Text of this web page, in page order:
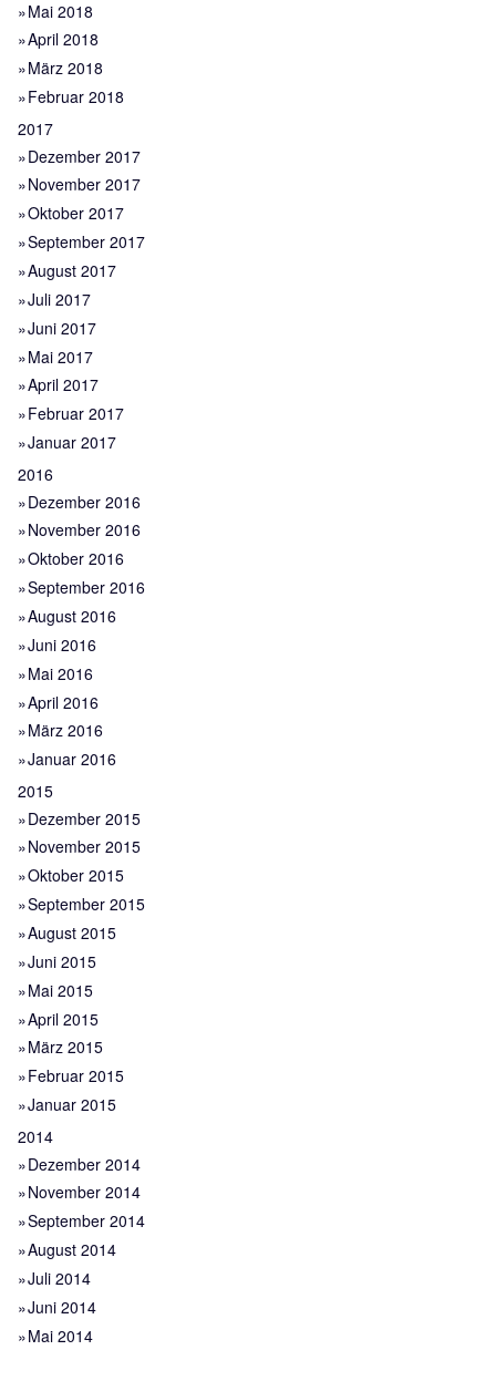
Mai 2018
April 2018
März 2018
Februar 2018
2017
Dezember 2017
November 2017
Oktober 2017
September 2017
August 2017
Juli 2017
Juni 2017
Mai 2017
April 2017
Februar 2017
Januar 2017
2016
Dezember 2016
November 2016
Oktober 2016
September 2016
August 2016
Juni 2016
Mai 2016
April 2016
März 2016
Januar 2016
2015
Dezember 2015
November 2015
Oktober 2015
September 2015
August 2015
Juni 2015
Mai 2015
April 2015
März 2015
Februar 2015
Januar 2015
2014
Dezember 2014
November 2014
September 2014
August 2014
Juli 2014
Juni 2014
Mai 2014